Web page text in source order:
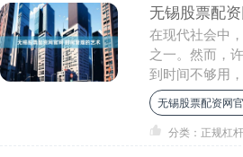
无锡股票配
在现代社会中
之一。然而，
到时间不够用
加大。要想在
握时间管理的艺
无锡股票配资网
分类：正规杠